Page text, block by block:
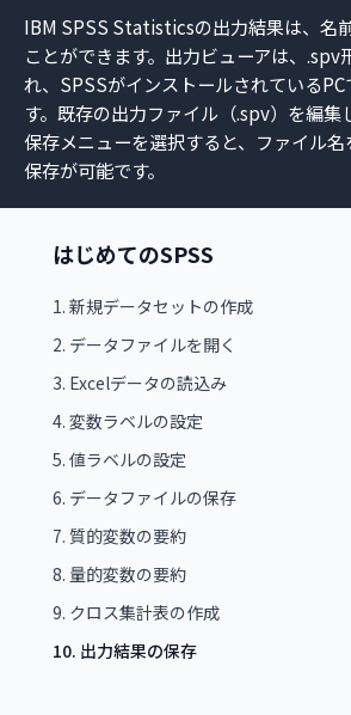
IBM SPSS Statisticsの出力結果は、名
ことができます。出力ビューアは、.spv
れ、SPSSがインストールされている
す。既存の出力ファイル（.spv）を編集
保存メニューを選択すると、ファイル
保存が可能です。
はじめてのSPSS
1. 新規データセットの作成
2. データファイルを開く
3. Excelデータの読込み
4. 変数ラベルの設定
5. 値ラベルの設定
6. データファイルの保存
7. 質的変数の要約
8. 量的変数の要約
9. クロス集計表の作成
10. 出力結果の保存